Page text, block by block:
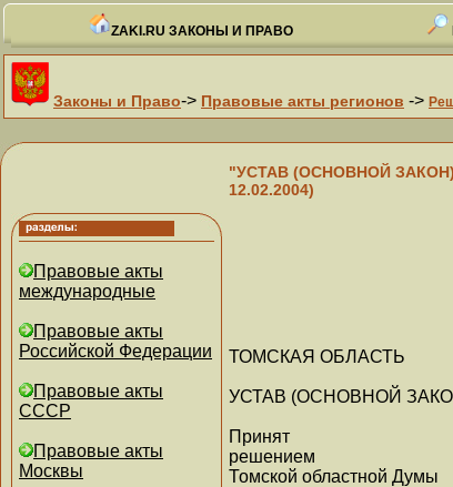
ZAKI.RU ЗАКОНЫ И ПРАВО
Законы и Право-> Правовые акты регионов ->
Правовые акты
международные
Правовые акты
Российской Федерации
Правовые акты
СССР
Правовые акты
Москвы
"УСТАВ (ОСНОВНОЙ ЗАКОН)
12.02.2004)
ТОМСКАЯ ОБЛАСТЬ
УСТАВ (ОСНОВНОЙ
Принят
решением
Томской областной Думы